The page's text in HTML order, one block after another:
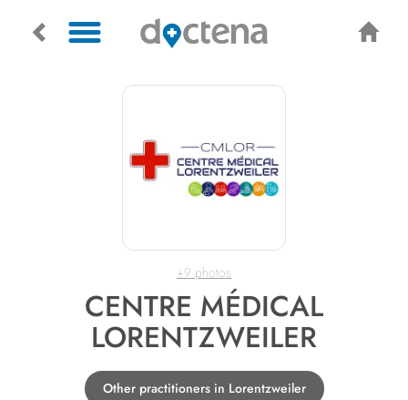
+9 photos
CENTRE MÉDICAL
LORENTZWEILER
Other practitioners in Lorentzweiler